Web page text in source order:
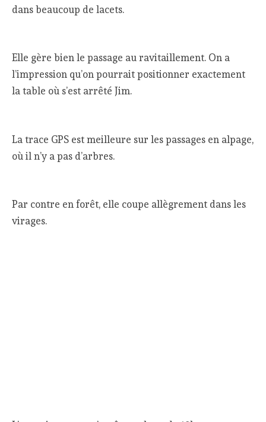
dans beaucoup de lacets.
Elle gère bien le passage au ravitaillement. On a
l’impression qu’on pourrait positionner exactement
la table où s’est arrêté Jim.
La trace GPS est meilleure sur les passages en alpage,
où il n’y a pas d’arbres.
Par contre en forêt, elle coupe allègrement dans les
virages.